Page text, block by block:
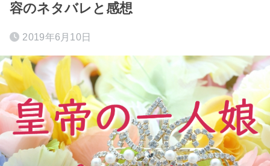
容のネタバレと感想
2019年6月10日